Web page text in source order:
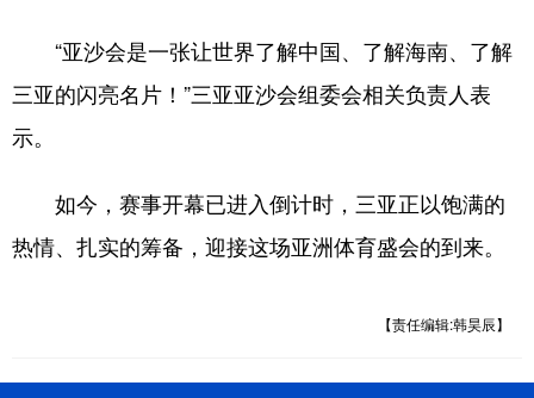
“亚沙会是一张让世界了解中国、了解海南、了解
三亚的闪亮名片！”三亚亚沙会组委会相关负责人表
示。
如今，赛事开幕已进入倒计时，三亚正以饱满的
热情、扎实的筹备，迎接这场亚洲体育盛会的到来。
【责任编辑:韩昊辰】